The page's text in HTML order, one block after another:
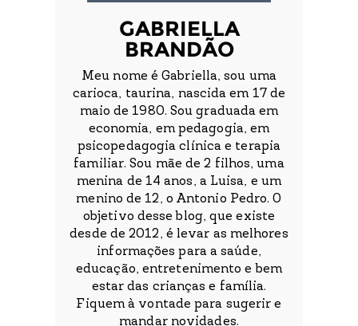
GABRIELLA
BRANDÃO
Meu nome é Gabriella, sou uma
carioca, taurina, nascida em 17 de
maio de 1980. Sou graduada em
economia, em pedagogia, em
psicopedagogia clínica e terapia
familiar. Sou mãe de 2 filhos, uma
menina de 14 anos, a Luisa, e um
menino de 12, o Antonio Pedro. O
objetivo desse blog, que existe
desde de 2012, é levar as melhores
informações para a saúde,
educação, entretenimento e bem
estar das crianças e família.
Fiquem à vontade para sugerir e
mandar novidades.